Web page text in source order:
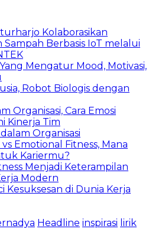
Kolaborasikan
Berbasis IoT melalui
Mengatur Mood, Motivasi,
Robot Biologis dengan
Organisasi, Cara Emosi
Kinerja Tim
Organisasi
Emotional Fitness, Mana
Kariermu?
Menjadi Keterampilan
Modern
Kesuksesan di Dunia Kerja
Headline inspirasi lirik